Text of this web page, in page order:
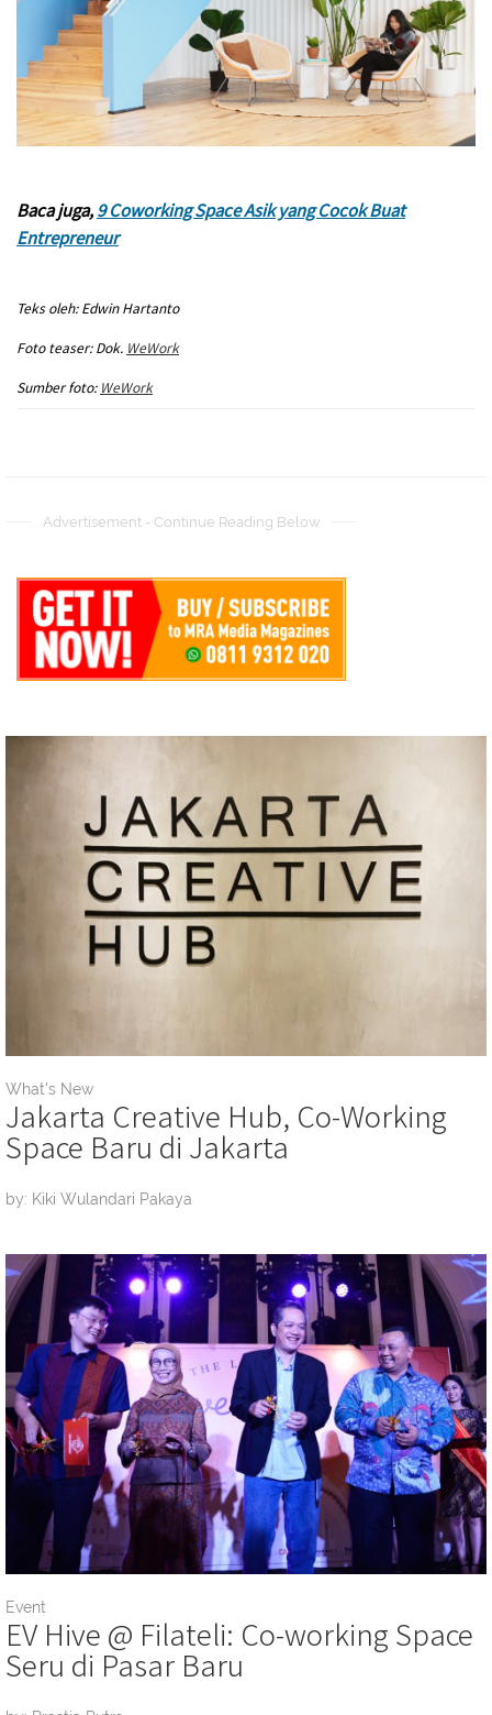
Baca juga,9 Coworking Space Asik yang Cocok Buat
Entrepreneur
Teks oleh: Edwin Hartanto
Foto teaser: Dok. WeWork
Sumber foto: WeWork
Advertisement - Continue Reading Below
What's New
Jakarta Creative Hub, Co-Working
Space Baru di Jakarta
by: Kiki Wulandari Pakaya
Event
EV Hive @ Filateli: Co-working Space
Seru di Pasar Baru